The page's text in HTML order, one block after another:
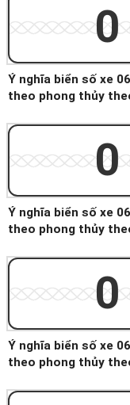
Ý nghĩa biển số xe
theo phong thủy
Ý nghĩa biển số xe
theo phong thủy
Ý nghĩa biển số xe
theo phong thủy